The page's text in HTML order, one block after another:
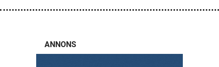
ANNONS